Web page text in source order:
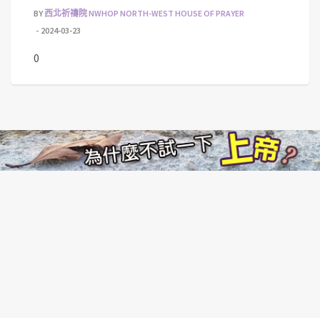
BY西北祈禱院 NWHOP NORTH-WEST HOUSE OF PRAYER
2024-03-23
0